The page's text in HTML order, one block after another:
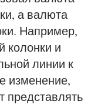
а валюта
Например,
колонки и
линии к
изменение,
представлять